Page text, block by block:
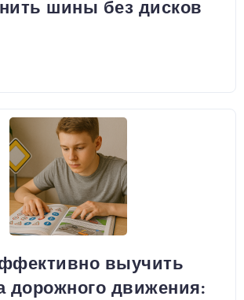
шины без дисков
выучить
дорожного движения: